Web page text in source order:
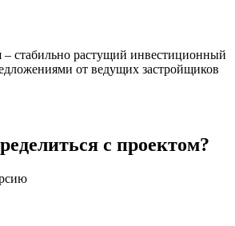
стабильно растущий инвестиционный
от ведущих застройщиков
с проектом?